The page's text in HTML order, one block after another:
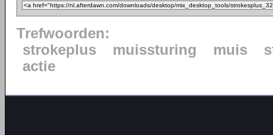
Trefwoorden:
strokeplus
muissturing muis
actie